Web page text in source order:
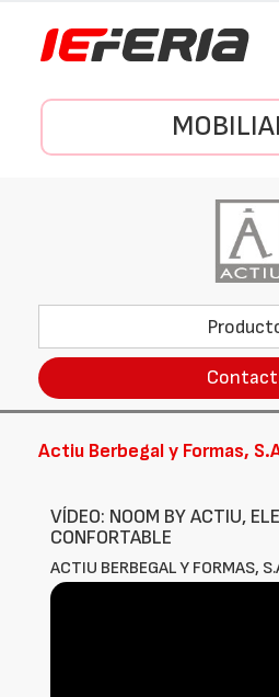
Actiu Berbegal y Formas,
VÍDEO: NOOM BY ACTIU,
CONFORTABLE
ACTIU BERBEGAL Y FORMAS,